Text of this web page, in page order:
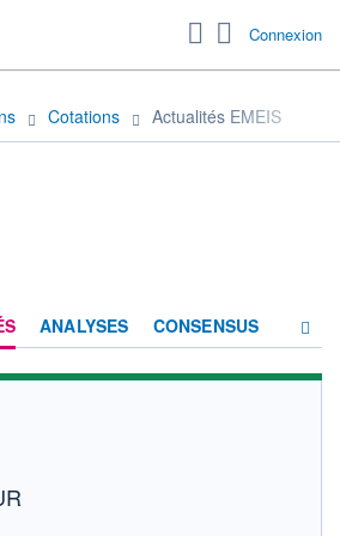
Connexion
Cotations Actualités EMEIS
ANALYSES CONSENSUS